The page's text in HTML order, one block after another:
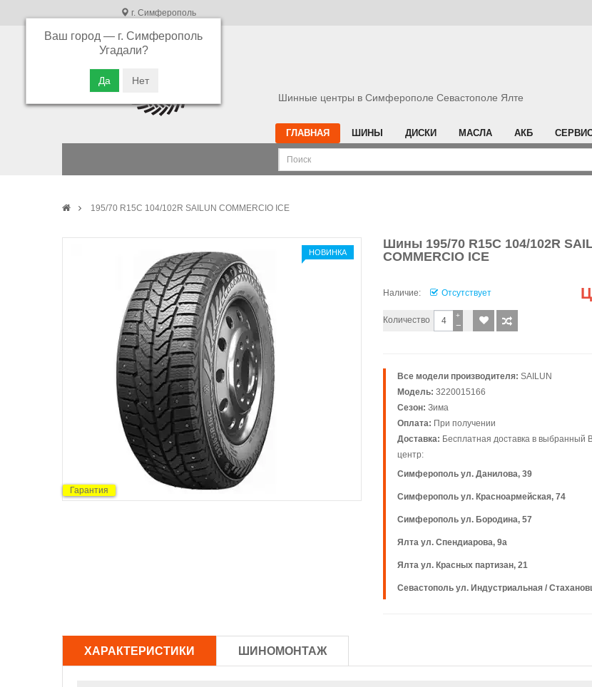
г. Симферополь
Ваш город — г. Симферополь
Угадали?
В связи с высокой загрузкой операторов
Приносим свои извинения
Шинные центры в Симферополе Севастополе Ялте
ГЛАВНАЯ ШИНЫ ДИСКИ МАСЛА АКБ
195/70 R15C 104/102R SAILUN COMMERCIO ICE
Гарантия
НОВИНКА
Шины 195/70 R15C 104/102R
COMMERCIO ICE
Наличие: Отсутствует
Количество −
+
Все модели производителя: SAILUN
Модель: 3220015166
Сезон: Зима
Оплата: При получении
Доставка: Бесплатная доставка в
центр:
Симферополь ул. Данилова, 39
Симферополь ул. Красноармейская, 74
Симферополь ул. Бородина, 57
Ялта ул. Спендиарова, 9а
Ялта ул. Красных партизан, 21
Севастополь ул. Индустриальная /
ХАРАКТЕРИСТИКИ ШИНОМОНТАЖ